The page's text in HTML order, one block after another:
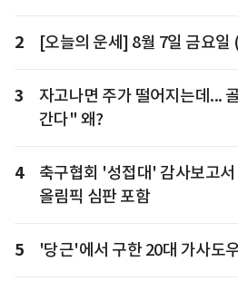
2 [오늘의 운세] 8월 7일 금요일
3
자고나면 주가 떨어지는데...
간다" 왜?
4
축구협회 '성접대' 감사보고
올림픽 심판 포함
5 '당근'에서 구한 20대 가사도